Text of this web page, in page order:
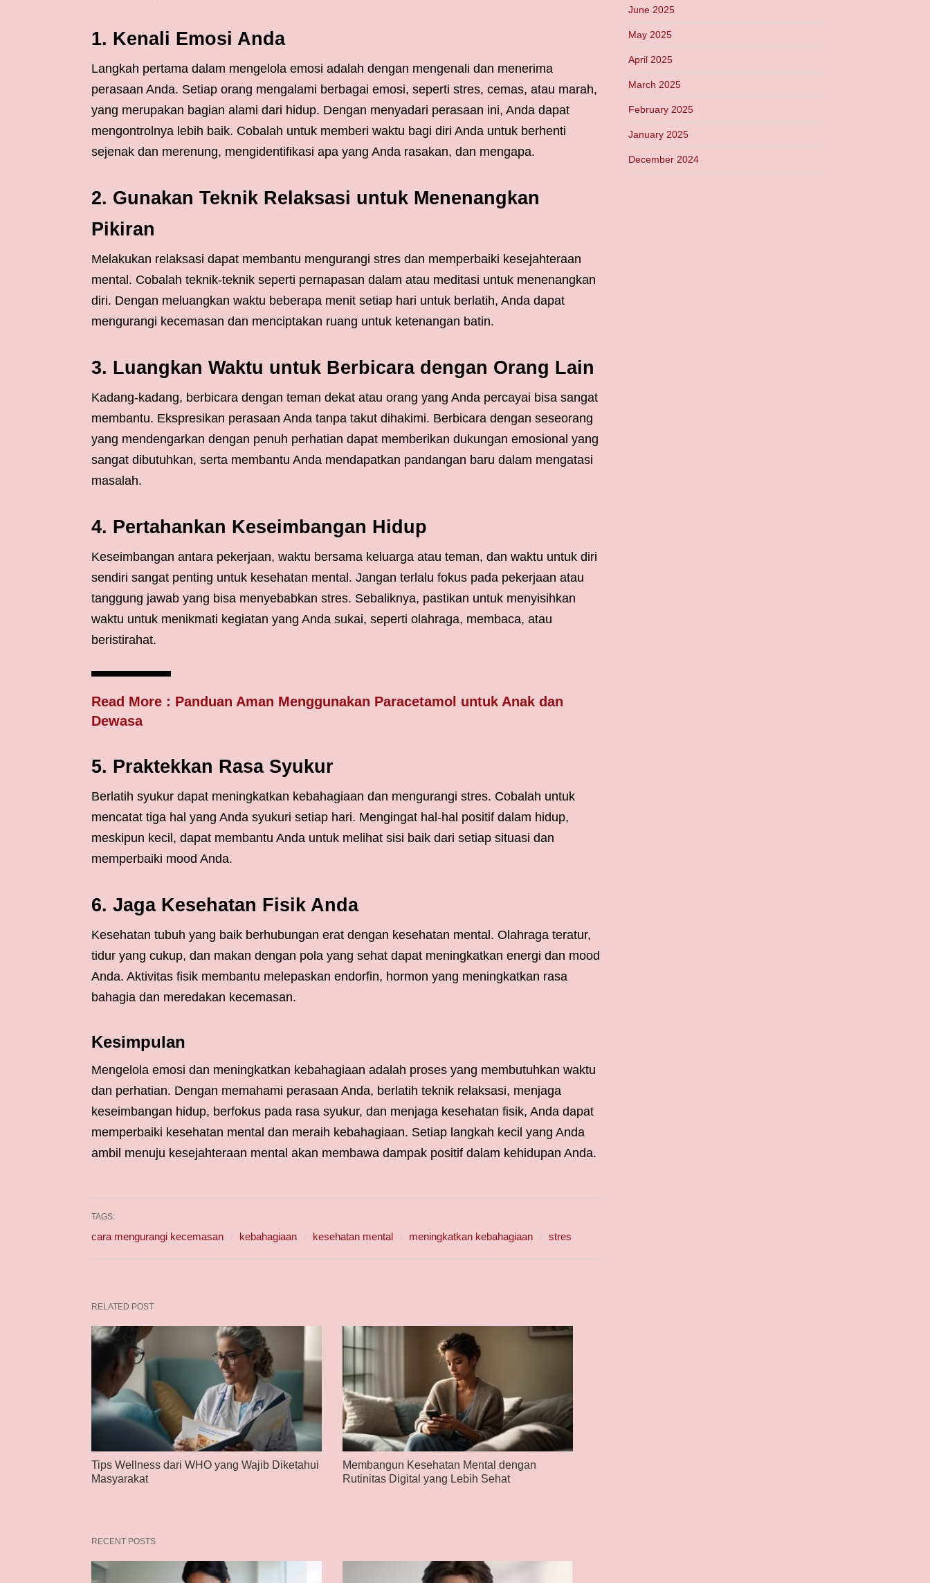
1. Kenali Emosi Anda
Langkah pertama dalam mengelola emosi adalah dengan mengenali dan menerima
perasaan Anda. Setiap orang mengalami berbagai emosi, seperti stres, cemas, atau marah,
yang merupakan bagian alami dari hidup. Dengan menyadari perasaan ini, Anda dapat
mengontrolnya lebih baik. Cobalah untuk memberi waktu bagi diri Anda untuk berhenti
sejenak dan merenung, mengidentifikasi apa yang Anda rasakan, dan mengapa.
2. Gunakan Teknik Relaksasi untuk Menenangkan
Pikiran
Melakukan relaksasi dapat membantu mengurangi stres dan memperbaiki kesejahteraan
mental. Cobalah teknik-teknik seperti pernapasan dalam atau meditasi untuk menenangkan
diri. Dengan meluangkan waktu beberapa menit setiap hari untuk berlatih, Anda dapat
mengurangi kecemasan dan menciptakan ruang untuk ketenangan batin.
3. Luangkan Waktu untuk Berbicara dengan Orang Lain
Kadang-kadang, berbicara dengan teman dekat atau orang yang Anda percayai bisa sangat
membantu. Ekspresikan perasaan Anda tanpa takut dihakimi. Berbicara dengan seseorang
yang mendengarkan dengan penuh perhatian dapat memberikan dukungan emosional yang
sangat dibutuhkan, serta membantu Anda mendapatkan pandangan baru dalam mengatasi
masalah.
4. Pertahankan Keseimbangan Hidup
Keseimbangan antara pekerjaan, waktu bersama keluarga atau teman, dan waktu untuk diri
sendiri sangat penting untuk kesehatan mental. Jangan terlalu fokus pada pekerjaan atau
tanggung jawab yang bisa menyebabkan stres. Sebaliknya, pastikan untuk menyisihkan
waktu untuk menikmati kegiatan yang Anda sukai, seperti olahraga, membaca, atau
beristirahat.
Read More : Panduan Aman Menggunakan Paracetamol untuk Anak dan
Dewasa
5. Praktekkan Rasa Syukur
Berlatih syukur dapat meningkatkan kebahagiaan dan mengurangi stres. Cobalah untuk
mencatat tiga hal yang Anda syukuri setiap hari. Mengingat hal-hal positif dalam hidup,
meskipun kecil, dapat membantu Anda untuk melihat sisi baik dari setiap situasi dan
memperbaiki mood Anda.
6. Jaga Kesehatan Fisik Anda
Kesehatan tubuh yang baik berhubungan erat dengan kesehatan mental. Olahraga teratur,
tidur yang cukup, dan makan dengan pola yang sehat dapat meningkatkan energi dan mood
Anda. Aktivitas fisik membantu melepaskan endorfin, hormon yang meningkatkan rasa
bahagia dan meredakan kecemasan.
Kesimpulan
Mengelola emosi dan meningkatkan kebahagiaan adalah proses yang membutuhkan waktu
dan perhatian. Dengan memahami perasaan Anda, berlatih teknik relaksasi, menjaga
keseimbangan hidup, berfokus pada rasa syukur, dan menjaga kesehatan fisik, Anda dapat
memperbaiki kesehatan mental dan meraih kebahagiaan. Setiap langkah kecil yang Anda
ambil menuju kesejahteraan mental akan membawa dampak positif dalam kehidupan Anda.
TAGS:
cara mengurangi kecemasan kebahagiaan kesehatan mental meningkatkan kebahagiaan stres
RELATED POST
Tips Wellness dari WHO yang Wajib Diketahui
Masyarakat
Membangun Kesehatan Mental dengan
Rutinitas Digital yang Lebih Sehat
RECENT POSTS
June 2025
May 2025
April 2025
March 2025
February 2025
January 2025
December 2024